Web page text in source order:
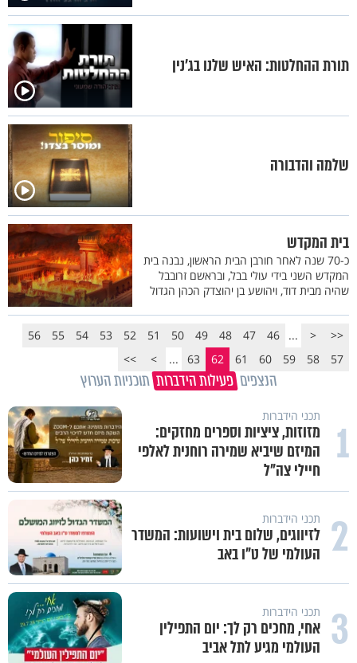
תורת ההחלטות: האיש שלנו בג'נין
שלמה והדבורה
בית המקדש
כ-70 שנה לאחר חורבן הבית הראשון, נבנה בית
המקדש השני בידי עולי בבל, ובראשם זרובבל
שהיה מבית דוד, ויהושע בן יהוצדק הכהן הגדול
<<
<
...
46
47
48
49
50
51
52
53
54
55
56
57
58
59
60
61
62
63
...
>
>>
הנצפים פעילות הידברות תוכניות הערוץ
1 תכני הידברות
מזוזות, ציציות וספרים מחזקים:
המיזם שיביא שמירה רוחנית לאלפי
חיילי צה"ל
2 תכני הידברות
לזיווגים, שלום בית וישועות: המשדר
העולמי של ט"ו באב
3 תכני הידברות
אחי, מחכים רק לך: יום התפילין
העולמי מגיע לתל אביב